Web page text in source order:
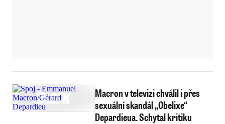
Macron v televizi chválil i přes
sexuální skandál „Obelixe“
Depardieua. Schytal kritiku